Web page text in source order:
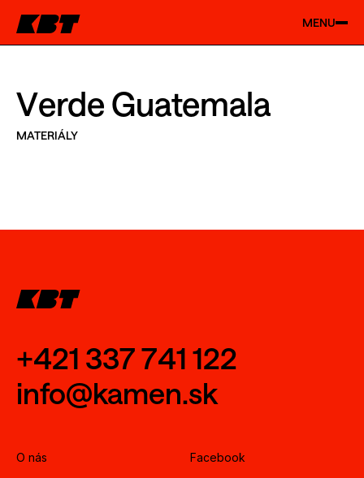
MENU
Verde Guatemala
MATERIÁLY
+421 337 741 122
info@kamen.sk
O nás Facebook